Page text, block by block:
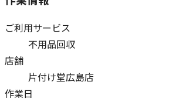
ご利用サービス
不用品回収
店舗
片付け堂広島店
作業日